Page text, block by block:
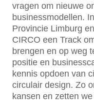
vragen om nieuwe
businessmodellen.
Provincie Limburg
CIRCO een Track
brengen en op weg
positie en
kennis opdoen van
circulair design. Zo
kansen en zetten